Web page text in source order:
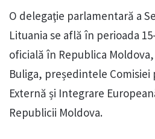
O delegaţie parlamentară a
Lituania se află în perioada
oficială în Republica
Buliga, președintele
Externă și Integrare
Republicii Moldova.